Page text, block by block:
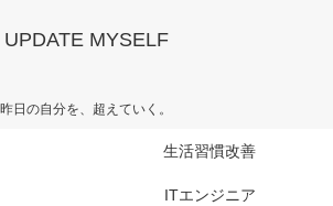
UPDATE MYSELF
昨日の自分を、超えていく。
生活習慣改善
ITエンジニア